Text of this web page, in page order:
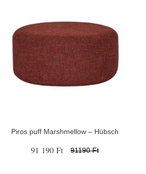
Piros puff Marshmellow – Hübsch
91 190 Ft 91190 Ft